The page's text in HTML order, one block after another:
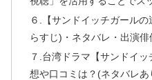
６.【サンドイッチガール
らすじ)・ネタバレ・出演
７.台湾ドラマ【サンドイ
想や口コミは？(ネタバレあ